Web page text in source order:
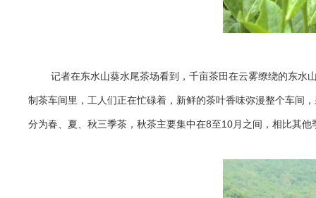
记者在东水山葵水尾茶场看到，千亩茶田在云雾缭绕的东水
制茶车间里，工人们正在忙碌着，新鲜的茶叶香味弥漫整个车间
分为春、夏、秋三季茶，秋茶主要集中在8至10月之间，相比其